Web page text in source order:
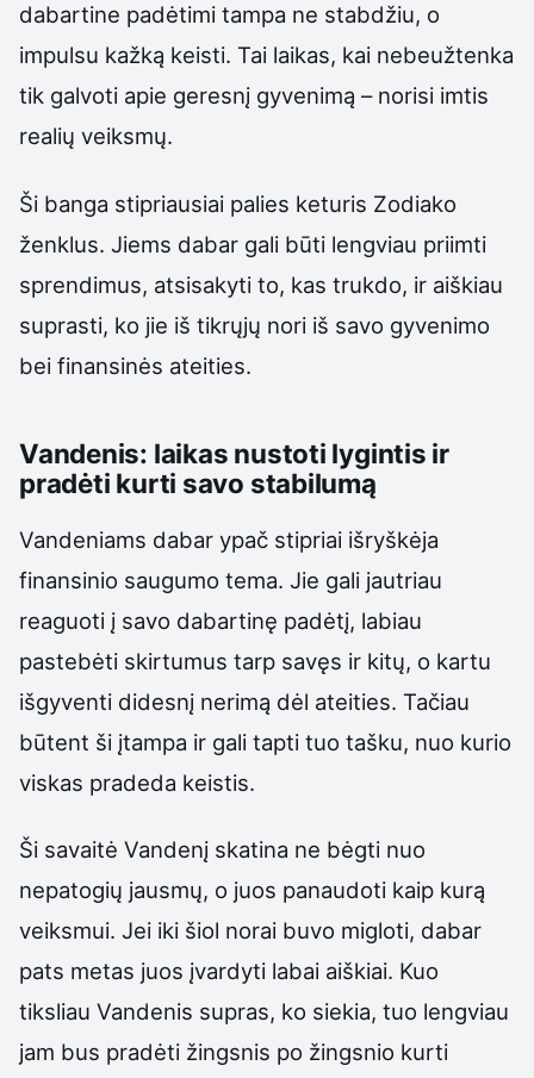
dabartine padėtimi tampa ne stabdžiu, o
impulsu kažką keisti. Tai laikas, kai nebeužtenka
tik galvoti apie geresnį gyvenimą – norisi imtis
realių veiksmų.
Ši banga stipriausiai palies keturis Zodiako
ženklus. Jiems dabar gali būti lengviau priimti
sprendimus, atsisakyti to, kas trukdo, ir aiškiau
suprasti, ko jie iš tikrųjų nori iš savo gyvenimo
bei finansinės ateities.
Vandenis: laikas nustoti lygintis ir
pradėti kurti savo stabilumą
Vandeniams dabar ypač stipriai išryškėja
finansinio saugumo tema. Jie gali jautriau
reaguoti į savo dabartinę padėtį, labiau
pastebėti skirtumus tarp savęs ir kitų, o kartu
išgyventi didesnį nerimą dėl ateities. Tačiau
būtent ši įtampa ir gali tapti tuo tašku, nuo kurio
viskas pradeda keistis.
Ši savaitė Vandenį skatina ne bėgti nuo
nepatogių jausmų, o juos panaudoti kaip kurą
veiksmui. Jei iki šiol norai buvo migloti, dabar
pats metas juos įvardyti labai aiškiai. Kuo
tiksliau Vandenis supras, ko siekia, tuo lengviau
jam bus pradėti žingsnis po žingsnio kurti